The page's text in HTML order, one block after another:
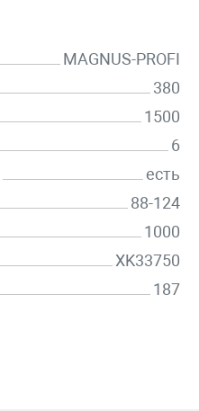
MAGNUS-PROFI
380
1500
6
есть
88-124
1000
XK33750
187